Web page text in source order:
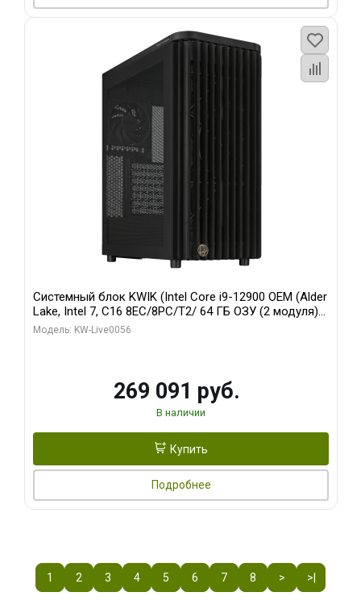
Системный блок KWIK (Intel Core i9-12900 OEM (Alder
Lake, Intel 7, C16 8EC/8PC/T2/ 64 ГБ ОЗУ (2 модуля)/
Palit RTX5080 INFINITY 3 OC 16GB GDDR7 256bit 3xDP
Модель: KW-Live0056
269 091 руб.
В наличии
Купить
Подробнее
1 2 3 4 5 6 7 8 > >|